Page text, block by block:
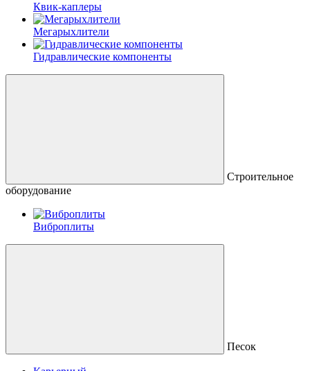
Квик-каплеры
Мегарыхлители
Гидравлические компоненты
Строительное
оборудование
Виброплиты
Песок